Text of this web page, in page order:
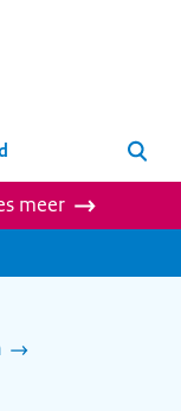
Zoeken
meer